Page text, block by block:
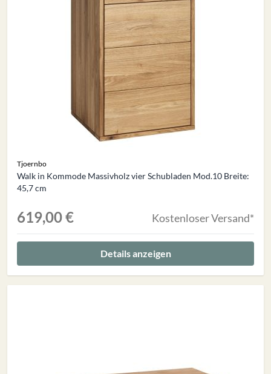
Tjoernbo
Walk in Kommode Massivholz vier Schubladen Mod.10 Breite:
45,7 cm
619,00 € Kostenloser Versand*
Details anzeigen